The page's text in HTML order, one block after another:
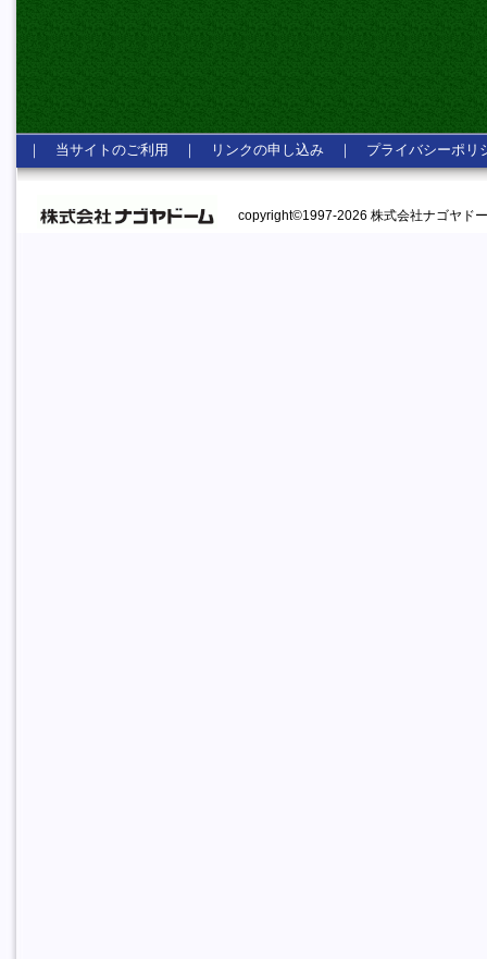
｜ 当サイトのご利用 ｜ リンクの申し込み ｜ プライバシーポリ
copyright©1997-2026 株式会社ナゴヤド